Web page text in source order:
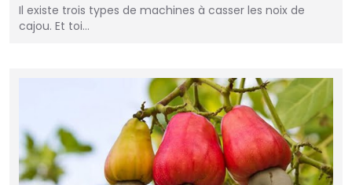
Il existe trois types de machines à casser les noix de
cajou. Et toi…